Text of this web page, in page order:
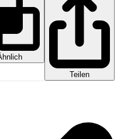
Teilen